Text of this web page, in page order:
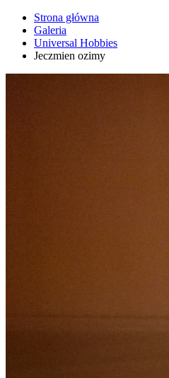
Strona główna
Galeria
Universal Hobbies
Jeczmien ozimy